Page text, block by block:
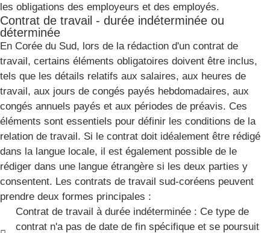
les obligations des employeurs et des employés.
Contrat de travail - durée indéterminée ou
déterminée
En Corée du Sud, lors de la rédaction d'un contrat de
travail, certains éléments obligatoires doivent être inclus,
tels que les détails relatifs aux salaires, aux heures de
travail, aux jours de congés payés hebdomadaires, aux
congés annuels payés et aux périodes de préavis. Ces
éléments sont essentiels pour définir les conditions de la
relation de travail. Si le contrat doit idéalement être rédigé
dans la langue locale, il est également possible de le
rédiger dans une langue étrangère si les deux parties y
consentent. Les contrats de travail sud-coréens peuvent
prendre deux formes principales :
Contrat de travail à durée indéterminée : Ce type de
contrat n'a pas de date de fin spécifique et se poursuit